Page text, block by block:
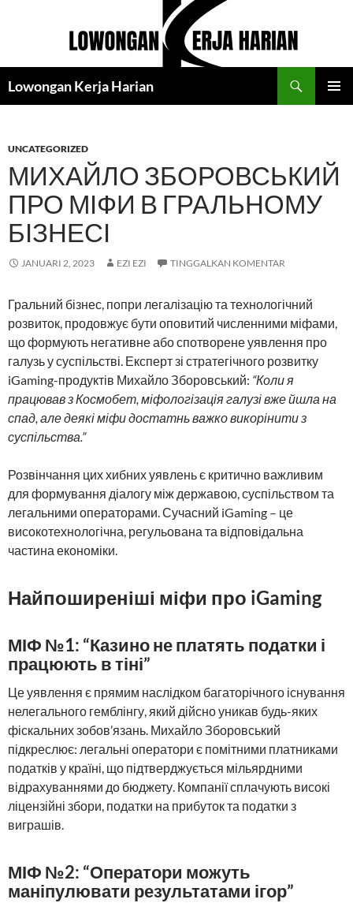
Lowongan Kerja Harian
UNCATEGORIZED
МИХАЙЛО ЗБОРОВСЬКИЙ
ПРО МІФИ В ГРАЛЬНОМУ
БІЗНЕСІ
JANUARI 2, 2023 EZI EZI TINGGALKAN KOMENTAR
Гральний бізнес, попри легалізацію та технологічний
розвиток, продовжує бути оповитий численними міфами,
що формують негативне або спотворене уявлення про
галузь у суспільстві. Експерт зі стратегічного розвитку
iGaming-продуктів Михайло Зборовський: “Коли я
працював з Космобет, міфологізація галузі вже йшла на
спад, але деякі міфи достатнь важко викорінити з
суспільства.”
Розвінчання цих хибних уявлень є критично важливим
для формування діалогу між державою, суспільством та
легальними операторами. Сучасний iGaming – це
високотехнологічна, регульована та відповідальна
частина економіки.
Найпоширеніші міфи про iGaming
МІФ №1: “Казино не платять податки і
працюють в тіні”
Це уявлення є прямим наслідком багаторічного існування
нелегального гемблінгу, який дійсно уникав будь-яких
фіскальних зобов’язань. Михайло Зборовський
підкреслює: легальні оператори є помітними платниками
податків у країні, що підтверджується мільярдними
відрахуваннями до бюджету. Компанії сплачують високі
ліцензійні збори, податки на прибуток та податки з
виграшів.
МІФ №2: “Оператори можуть
маніпулювати результатами ігор”